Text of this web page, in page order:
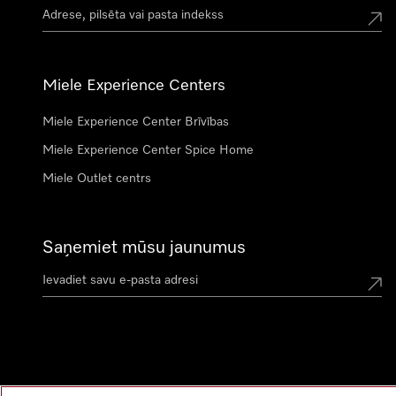
Miele Experience Centers
Miele Experience Center Brīvības
Miele Experience Center Spice Home
Miele Outlet centrs
Saņemiet mūsu jaunumus